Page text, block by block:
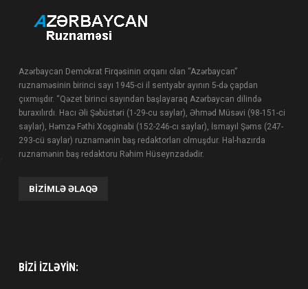
Azərbaycan Demokrat Firqəsinin orqanı olan “Azərbaycan”
ruznaməsinin birinci sayı 1945-ci il sentyabr ayının 5-də çapdan
çıxmışdır. “Qəzet birinci sayından başlayaraq Azərbaycan dilində
buraxılırdı. Hacı Əli Şəbüstəri (1-29-cu saylar), Əhməd Müsəvi (98-151-ci
saylar), Həmzə Fəthi Xoşginabi (152-246-cı saylar), İsmayıl Şəms (247-
293-cü saylar) ruznamənin baş redaktorları olmuşdur. Hal-hazırda
ruznamənin baş redaktoru Rəhim Hüseynzadədir.
BIZIMLƏ ƏLAQƏ
BIZI IZLƏYIN: